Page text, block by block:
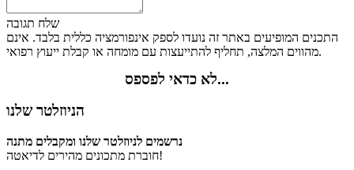
שלח תגובה
התכנים המופיעים באתר זה נועדו לספק אינפורמציה כללית בלבד. אינם
מהווים המלצה, תחליף להתייעצות עם מומחה או קבלת ייעוץ רפואי.
לא כדאי לפספס...
הניוזלטר שלנו
נרשמים לניוזלטר שלנו ומקבלים מתנה
חוברת מתכונים מהירים לדיאטה!